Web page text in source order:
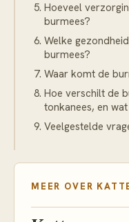
Hoeveel
burmees?
Welke
burmees?
Waar komt de
Hoe verschilt de
tonkanees, en
Veelgestelde
MEER OVER